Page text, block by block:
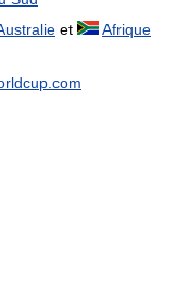
et
Afrique